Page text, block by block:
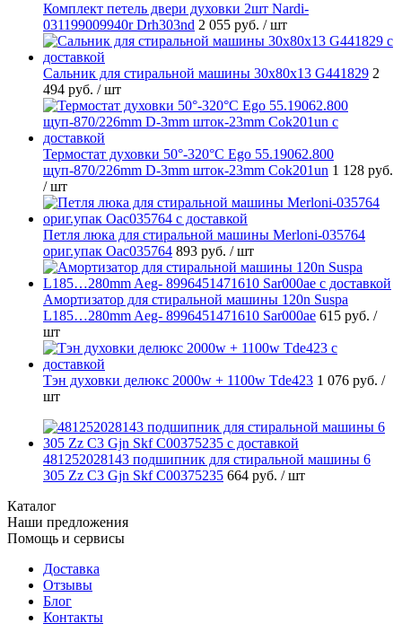
Комплект петель двери духовки 2шт Nardi-
031199009940r Drh303nd 2 055 руб. / шт
Cальник для стиральной машины 30x80x13 G441829 2
494 руб. / шт
Термостат духовки 50°-320°C Ego 55.19062.800
щуп-870/226mm D-3mm шток-23mm Cok201un 1 128 руб.
/ шт
Петля люка для стиральной машины Merloni-035764
ориг.упак Oac035764 893 руб. / шт
Амортизатор для стиральной машины 120n Suspa
L185…280mm Aeg- 8996451471610 Sar000ae 615 руб. /
шт
Тэн духовки делюкс 2000w + 1100w Tde423 1 076 руб. /
шт
481252028143 подшипник для стиральной машины 6
305 Zz C3 Gjn Skf C00375235 664 руб. / шт
Каталог
Наши предложения
Помощь и сервисы
Доставка
Отзывы
Блог
Контакты